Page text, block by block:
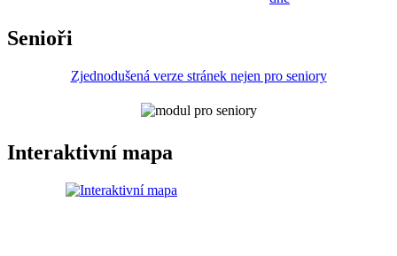
Senioři
Zjednodušená verze stránek nejen pro seniory
Interaktivní mapa